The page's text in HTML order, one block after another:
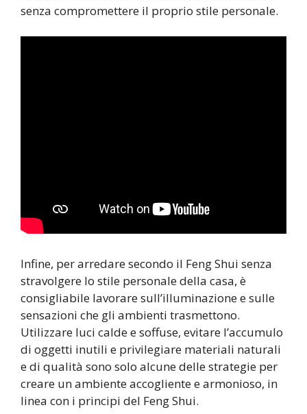
senza compromettere il proprio stile personale.
Infine, per arredare secondo il Feng Shui senza
stravolgere lo stile personale della casa, è
consigliabile lavorare sull’illuminazione e sulle
sensazioni che gli ambienti trasmettono.
Utilizzare luci calde e soffuse, evitare l’accumulo
di oggetti inutili e privilegiare materiali naturali
e di qualità sono solo alcune delle strategie per
creare un ambiente accogliente e armonioso, in
linea con i principi del Feng Shui.